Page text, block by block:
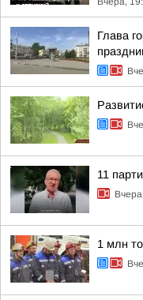
Глава
11
1 млн